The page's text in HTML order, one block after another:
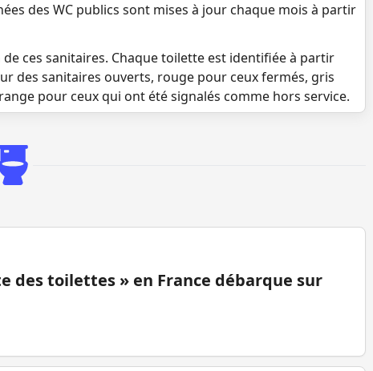
des WC publics sont mises à jour chaque mois à partir
ces sanitaires. Chaque toilette est identifiée à partir
des sanitaires ouverts, rouge pour ceux fermés, gris
pour ceux qui ont été signalés comme hors service.
des toilettes » en France débarque sur